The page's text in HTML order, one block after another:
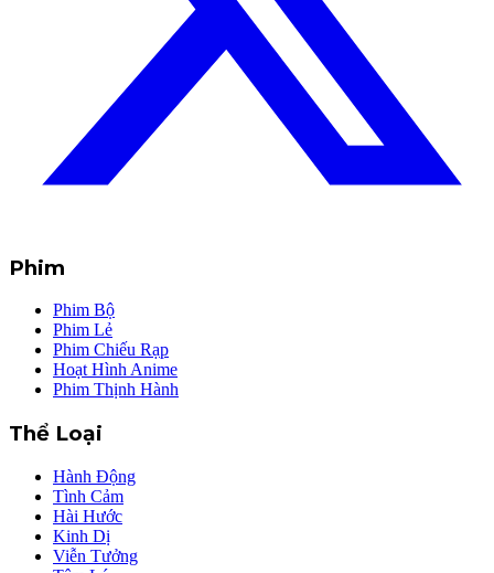
Phim
Phim Bộ
Phim Lẻ
Phim Chiếu Rạp
Hoạt Hình Anime
Phim Thịnh Hành
Thể Loại
Hành Động
Tình Cảm
Hài Hước
Kinh Dị
Viễn Tưởng